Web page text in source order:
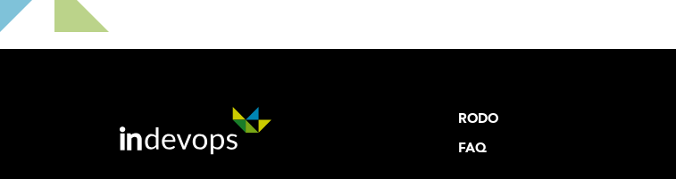
RODO
FAQ